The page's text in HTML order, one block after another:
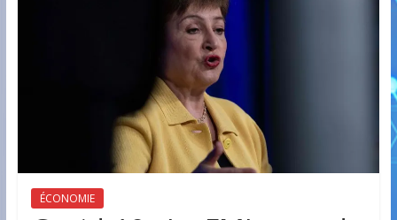
ÉCONOMIE